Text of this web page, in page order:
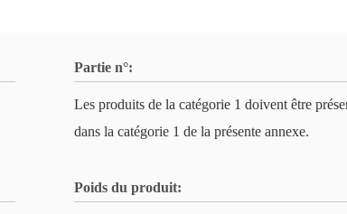
Partie n°:
Les produits de la catégorie 1 doivent être
dans la catégorie 1 de la présente annexe.
Poids du produit: